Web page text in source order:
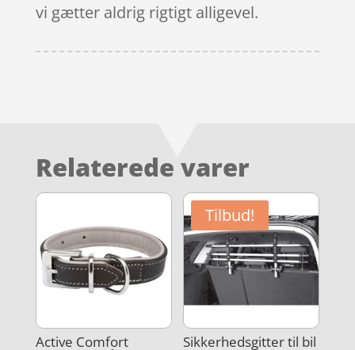
vi gætter aldrig rigtigt alligevel.
Relaterede varer
Active Comfort
Tilbud!
Sikkerhedsgitter til bil